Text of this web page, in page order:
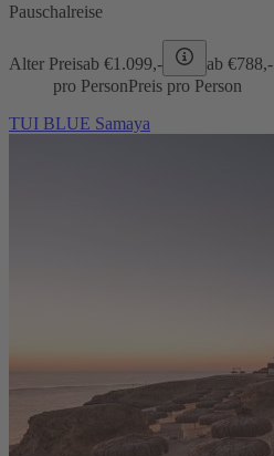
Pauschalreise
Alter Preisab €1.099,- ab €788,-
pro PersonPreis pro Person
TUI BLUE Samaya